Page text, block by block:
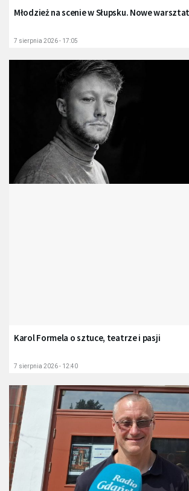
Młodzież na scenie w Słupsku. Nowe
7 sierpnia 2026 - 17:05
Karol Formela o sztuce, teatrze i pasji
7 sierpnia 2026 - 12:40